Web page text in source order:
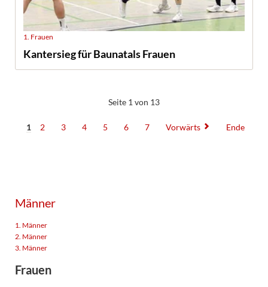
1. Frauen
Kantersieg für Baunatals Frauen
Seite 1 von 13
1 2 3 4 5 6 7 Vorwärts Ende
Männer
1. Männer
2. Männer
3. Männer
Frauen